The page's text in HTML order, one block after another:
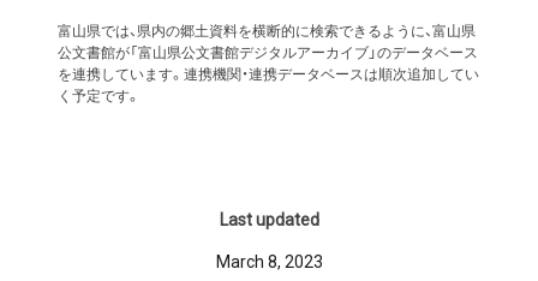
富山県では、県内の郷土資料を横断的に検索できるように、富山県
公文書館が「富山県公文書館デジタルアーカイブ」のデータベース
を連携しています。連携機関・連携データベースは順次追加してい
く予定です。
Last updated
March 8, 2023